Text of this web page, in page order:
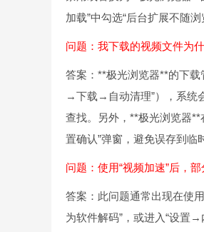
加载”中勾选“后台扩展不随
问题：我下载的视频文件为
答案：**极光浏览器**的下载
→下载→自动清理”），系统
查找。另外，**极光浏览器**
置确认”弹窗，避免误存到临
问题：使用“视频加速”后，
答案：此问题通常出现在使
为软件解码”，或进入“设置